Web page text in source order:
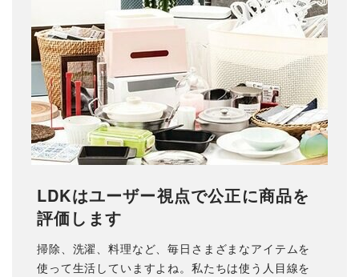
LDKはユーザー視点で公正に商品を
評価します
掃除、洗濯、料理など、毎日さまざまなアイテムを
使って生活していますよね。私たちは使う人目線を